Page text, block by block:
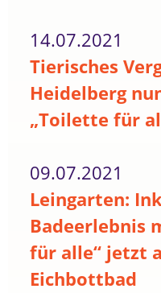
14.07.2021
Tierisches
Heidelberg
„Toilette für
09.07.2021
Leingarten:
Badeerlebnis
für alle“ jetzt
Eichbottbad